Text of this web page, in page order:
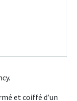
et coiffé d’un